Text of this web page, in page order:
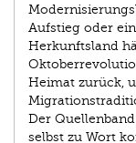
Aufstieg oder
Herkunftsland
Heimat zurück,
Der
selbst zu Wort